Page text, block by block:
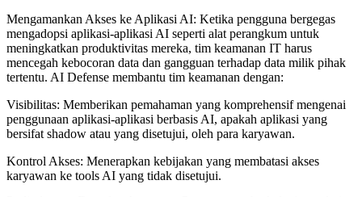
Mengamankan Akses ke Aplikasi AI: Ketika pengguna bergegas
mengadopsi aplikasi-aplikasi AI seperti alat perangkum untuk
meningkatkan produktivitas mereka, tim keamanan IT harus
mencegah kebocoran data dan gangguan terhadap data milik pihak
tertentu. AI Defense membantu tim keamanan dengan:
Visibilitas: Memberikan pemahaman yang komprehensif mengenai
penggunaan aplikasi-aplikasi berbasis AI, apakah aplikasi yang
bersifat shadow atau yang disetujui, oleh para karyawan.
Kontrol Akses: Menerapkan kebijakan yang membatasi akses
karyawan ke tools AI yang tidak disetujui.